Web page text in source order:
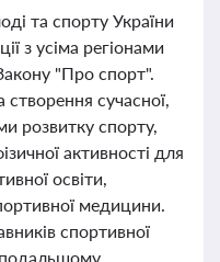
та спорту України
з усіма регіонами
"Про спорт".
сучасної,
розвитку спорту,
активності для
освіти,
медицини.
спортивної
подальшому